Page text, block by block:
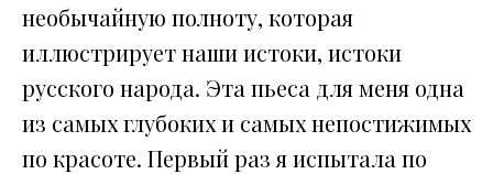
необычайную полноту, которая
иллюстрирует наши истоки, истоки
русского народа. Эта пьеса для меня одна
из самых глубоких и самых непостижимых
по красоте. Первый раз я испытала по